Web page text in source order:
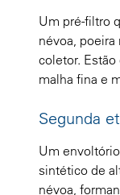
Um pré-filtro
névoa,
coletor.
malha fina e
Segunda
Um
sintético de
névoa,